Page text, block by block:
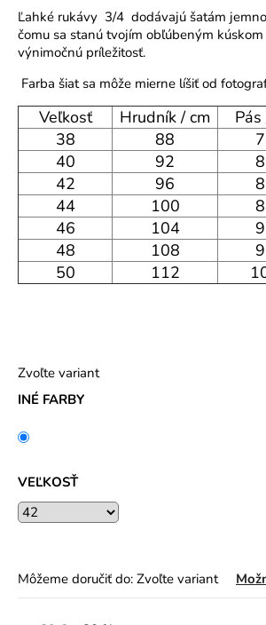
Ľahké rukávy 3/4 dodávajú šatám
čomu sa stanú tvojím obľúbeným
výnimočnú príležitosť.
Farba šiat sa môže mierne líšiť od
Veľkosť Hrudník / cm Pás
38
88
40
92
42
96
44
100
46
104
48
108
50
112
INÉ FARBY
VEĽKOSŤ
Môžeme doručiť do: Zvoľte variant
Zvoľte variant